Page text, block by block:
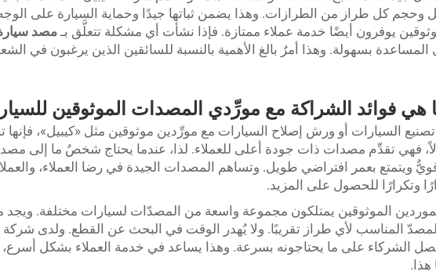
وحجم كل طراز من الطرازات. وهذا يضمن ثباتها جيدًا وحماية السيارة على الوجه
يوفرون أيضًا خدمة عملاء ممتازة. فإذا نشأت أي مشكلة تتعلَّق بـمصد
بسهولة. وهذا أمرٌ بالغ الأهمية بالنسبة للسائقين الذين يرغبون في
هي فوائد الشراكة مع مورِّدي المصدات الموثوقين
السيارات أو ورش إصلاح السيارات مع مورِّدين موثوقين مثل «كيبيل»، فإنها
أولاً، فهي تقدِّم مصدات ذات جودة أعلى للعملاء. لذا، عندما يحتاج شخصٌ ما إلى
ويتمتع بعمر افتراضي طويل. وتساهم المصدات الجيدة في رضا العملاء،
وتكرارًا للحصول على المزيد.
الموثوقين يمتلكون مجموعة واسعة من المصدّات لسيارات مختلفة. ويجد
المصدّ المناسب لأي طراز تقريبًا. ولا يُهدر الوقت في البحث عن القطع. ولدى شركة
الشركاء على ما يحتاجونه بسرعة. وهذا يساعد في خدمة العملاء بشكل أسرع،
هذا.